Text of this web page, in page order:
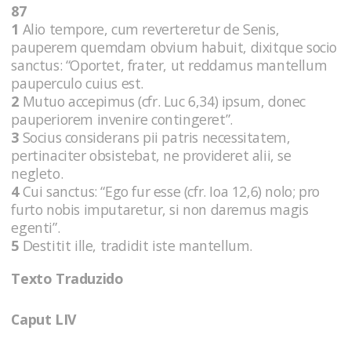
87
1 Alio tempore, cum reverteretur de Senis,
pauperem quemdam obvium habuit, dixitque socio
sanctus: “Oportet, frater, ut reddamus mantellum
pauperculo cuius est.
2 Mutuo accepimus (cfr. Luc 6,34) ipsum, donec
pauperiorem invenire contingeret”.
3 Socius considerans pii patris necessitatem,
pertinaciter obsistebat, ne provideret alii, se
negleto.
4Cui sanctus: “Ego fur esse (cfr. Ioa 12,6) nolo; pro
furto nobis imputaretur, si non daremus magis
egenti”.
5 Destitit ille, tradidit iste mantellum.
Texto Traduzido
Caput LIV